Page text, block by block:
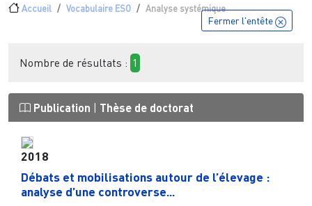
Fil d'Ariane
Accueil Vocabulaire ESO Analyse systémique
Fermer l'entête
Nombre de résultats : 1
Publication Thèse de doctorat
2018
Débats et mobilisations autour de l’élevage :
analyse d’une controverse...